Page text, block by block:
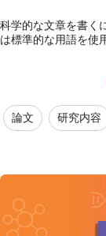
科学的な文章を書く
は標準的な用語を使
論文 研究内容